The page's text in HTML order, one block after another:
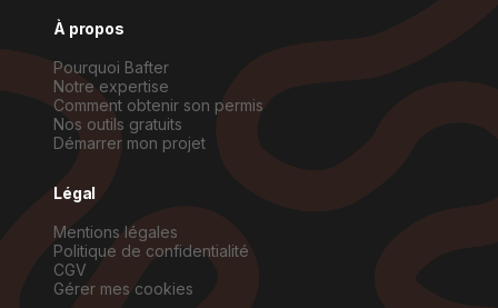
À propos
Pourquoi Bafter
Notre expertise
Comment obtenir son permis
Nos outils gratuits
Démarrer mon projet
Légal
Mentions légales
Politique de confidentialité
CGV
Gérer mes cookies